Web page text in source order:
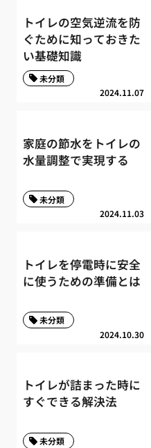
トイレの空気逆流を防
ぐために知っておきた
い基礎知識
2024.11.07
未分類
家庭の節水をトイレの
水量調整で実現する
2024.11.03
未分類
トイレを停電時に安全
に使うための準備とは
2024.10.30
未分類
トイレが詰まった時に
すぐできる解決法
未分類